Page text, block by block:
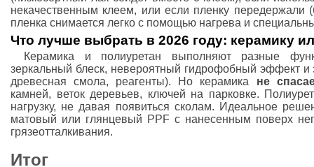
некачественным клеем, или если пленку передержали
пленка снимается легко с помощью нагрева и
Что лучше выбрать в 2026 году: керамику
Керамика и полиуретан выполняют разные
зеркальный блеск, невероятный гидрофобный эффект и
древесная смола, реагенты). Но керамика не
камней, веток деревьев, ключей на парковке.
нагрузку, не давая появиться сколам. Идеальное
матовый или глянцевый PPF с нанесенным поверх
грязеотталкивания.
Итог